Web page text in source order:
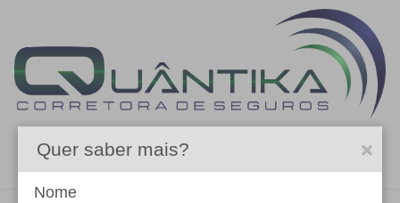
Menu
Quer saber mais?
Nome